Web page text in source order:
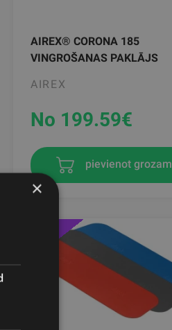
AIREX® CORONA 185
VINGROŠANAS PAKLĀJS
AIREX
No 199.59€
pievienot grozam
×